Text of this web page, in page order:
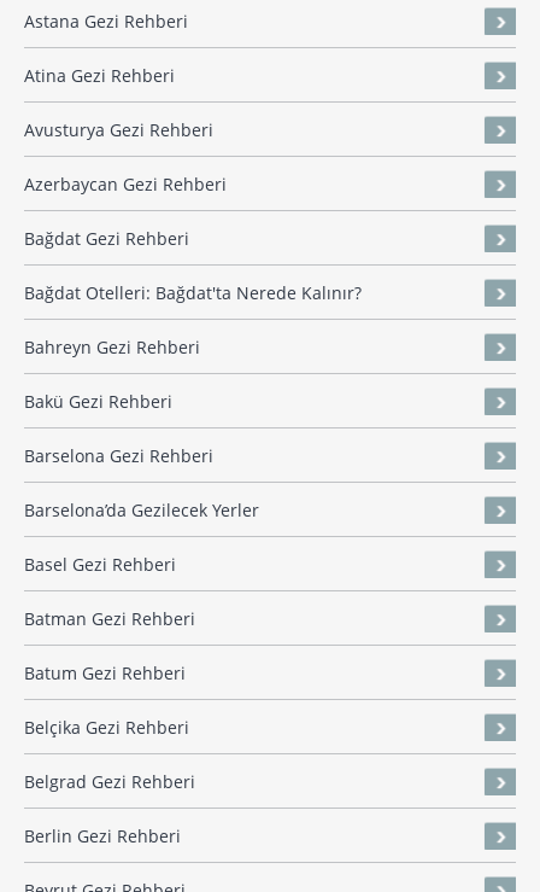
Astana Gezi Rehberi
Atina Gezi Rehberi
Avusturya Gezi Rehberi
Azerbaycan Gezi Rehberi
Bağdat Gezi Rehberi
Bağdat Otelleri: Bağdat'ta Nerede Kalınır?
Bahreyn Gezi Rehberi
Bakü Gezi Rehberi
Barselona Gezi Rehberi
Barselona’da Gezilecek Yerler
Basel Gezi Rehberi
Batman Gezi Rehberi
Batum Gezi Rehberi
Belçika Gezi Rehberi
Belgrad Gezi Rehberi
Berlin Gezi Rehberi